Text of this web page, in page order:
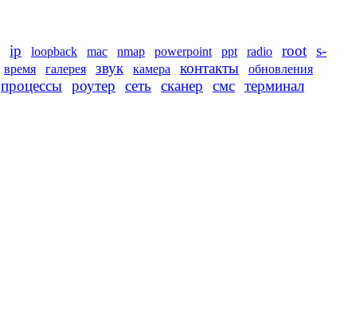
ip loopback mac nmap powerpoint ppt radio root s-
время галерея звук камера контакты
обновления
процессы роутер сеть сканер смс терминал